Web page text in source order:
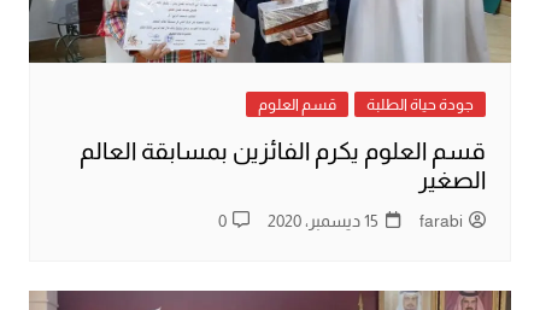
جودة حياة الطلبة قسم العلوم
قسم العلوم يكرم الفائزين بمسابقة العالم
الصغير
farabi 15 ديسمبر، 2020 0